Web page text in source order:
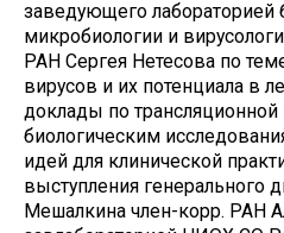
заведующего лабораторией
микробиологии и
РАН Сергея Нетесова по
вирусов и их потенциала в
доклады по
биологическим
идей для клинической
выступления
Мешалкина член-корр. РАН